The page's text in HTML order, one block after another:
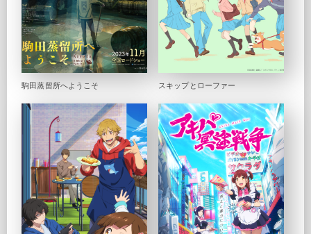
駒田蒸留所へようこそ スキップとローファー